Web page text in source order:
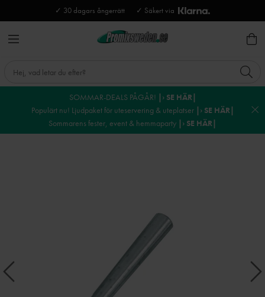
✓ 30 dagars ångerrätt ✓ Säkert via
SOMMAR-DEALS PÅGÅR! |› SE HÄR|
Populärt nu! Ljudpaket för uteservering & uteplatser |› SE HÄR|
Sommarens fester, event & hemmaparty |› SE HÄR|